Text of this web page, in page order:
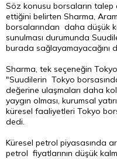
Söz konusu borsaların talep
ettiğini belirten Sharma,
borsalarından daha düşük
sunulması durumunda
burada sağlayamayacağını
Sharma, tek seçeneğin
"Suudilerin Tokyo
değerine ulaşmaları daha
yaygın olması, kurumsal
küresel faaliyetleri Tokyo
dedi.
Küresel petrol piyasasında
petrol fiyatlarının düşük